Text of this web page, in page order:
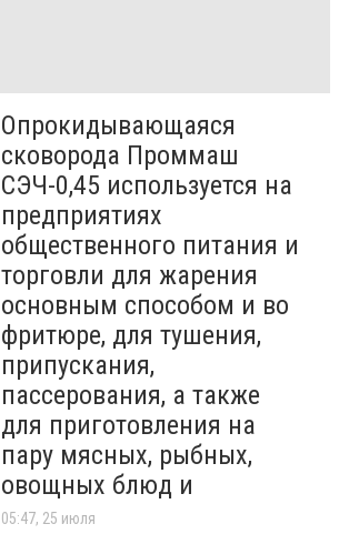
Опрокидывающаяся
сковорода Проммаш
СЭЧ-0,45 используется на
предприятиях
общественного питания и
торговли для жарения
основным способом и во
фритюре, для тушения,
припускания,
пассерования, а также
для приготовления на
пару мясных, рыбных,
овощных блюд и
05:47, 25 июля